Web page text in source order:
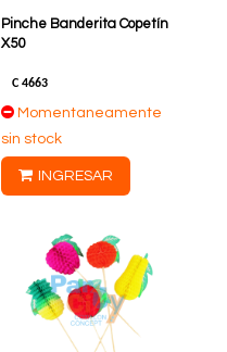
Pinche Banderita Copetín
X50
C 4663
Momentaneamente
sin stock
INGRESAR